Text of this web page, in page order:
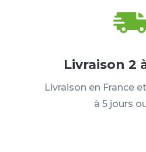
Livraison 2
Livraison en France
à 5 jours